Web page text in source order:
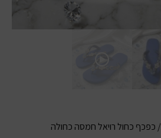
/ כפכף כחול רויאל חמסה כחולה